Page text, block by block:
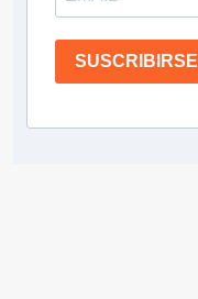
SUSCRIBIRSE